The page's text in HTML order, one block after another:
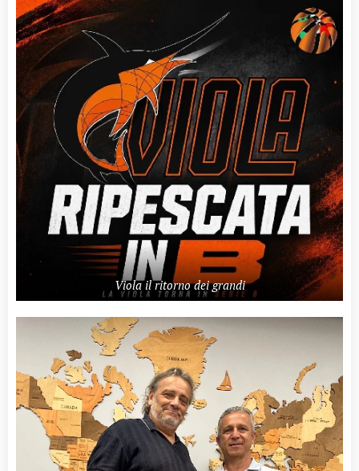
Viola il ritorno dei grandi